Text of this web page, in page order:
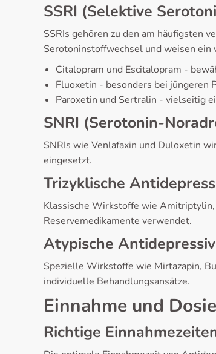
SSRI (Selektive
SSRIs gehören zu den am häufigsten
Serotoninstoffwechsel und weisen
Citalopram und Escitalopram -
Fluoxetin - besonders bei jüngeren
Paroxetin und Sertralin - vielseitig
SNRI (Serotonin-
SNRIs wie Venlafaxin und Duloxetin
eingesetzt.
Trizyklische
Klassische Wirkstoffe wie
Reservemedikamente verwendet.
Atypische
Spezielle Wirkstoffe wie Mirtazapin,
individuelle Behandlungsansätze.
Einnahme und
Richtige